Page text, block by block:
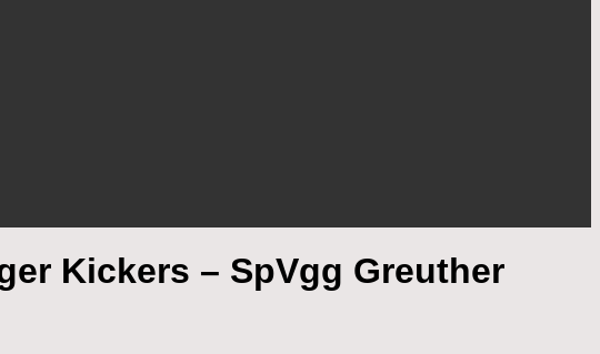
Kickers – SpVgg Greuther